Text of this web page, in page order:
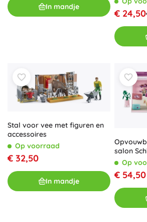
In mandje
€ 24,50
Stal voor vee met figuren en
accessoires
Op voorraad
€ 32,50
In mandje
salon
Sofia's
Op
€ 54,50